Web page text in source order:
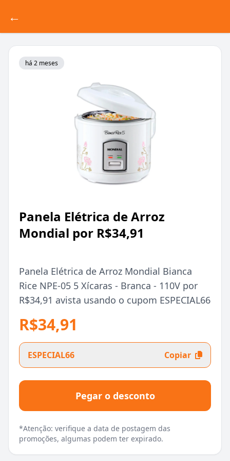
←
há 2 meses
Panela Elétrica de Arroz
Mondial por R$34,91
Panela Elétrica de Arroz Mondial Bianca
Rice NPE-05 5 Xícaras - Branca - 110V por
R$34,91 avista usando o cupom ESPECIAL66
R$34,91
ESPECIAL66 Copiar
Pegar o desconto
*Atenção: verifique a data de postagem das
promoções, algumas podem ter expirado.